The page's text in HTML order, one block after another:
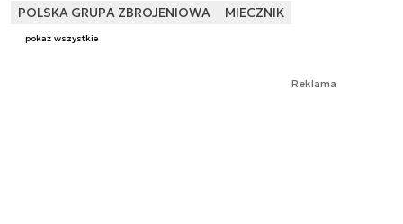
POLSKA GRUPA ZBROJENIOWA
MIECZNIK
pokaż wszystkie
Reklama